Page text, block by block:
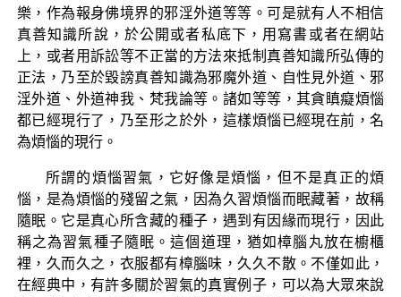
樂，作為報身佛境界的邪淫外道等等。可是就有人不相信
真善知識所說，於公開或者私底下，用寫書或者在網站
上，或者用訴訟等不正當的方法來抵制真善知識所弘傳的
正法，乃至於毀謗真善知識為邪魔外道、自性見外道、邪
淫外道、外道神我、梵我論等。諸如等等，其貪瞋癡煩惱
都已經現行了，乃至形之於外，這樣煩惱已經現在前，名
為煩惱的現行。
所謂的煩惱習氣，它好像是煩惱，但不是真正的煩
惱，是為煩惱的殘留之氣，因為久習煩惱而眠藏著，故稱
隨眠。它是真心所含藏的種子，遇到有因緣而現行，因此
稱之為習氣種子隨眠。這個道理，猶如樟腦丸放在櫥櫃
裡，久而久之，衣服都有樟腦味，久久不散。不僅如此，
在經典中，有許多關於習氣的真實例子，可以為大眾來說